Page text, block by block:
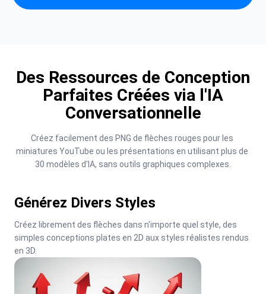
Des Ressources de Conception
Parfaites Créées via l'IA
Conversationnelle
Créez facilement des PNG de flèches rouges pour les
miniatures YouTube ou les présentations en utilisant plus de
30 modèles d'IA, sans outils graphiques complexes.
Générez Divers Styles
Créez librement des flèches dans n'importe quel style, des
simples conceptions plates en 2D aux styles réalistes rendus
en 3D.